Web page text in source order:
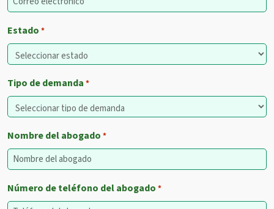
Estado *
Tipo de demanda *
Nombre del abogado *
Número de teléfono del abogado *